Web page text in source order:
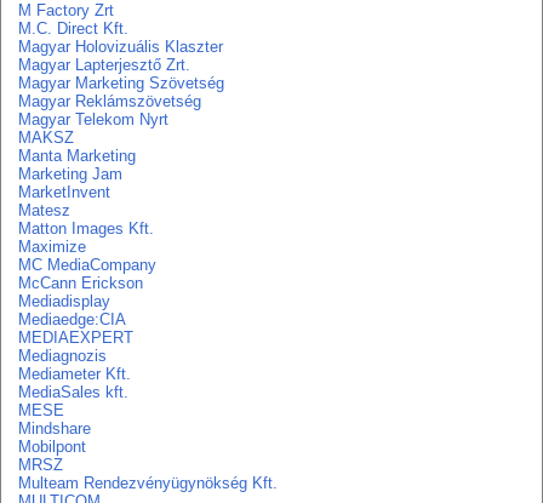
M Factory Zrt
M.C. Direct Kft.
Magyar Holovizuális Klaszter
Magyar Lapterjesztő Zrt.
Magyar Marketing Szövetség
Magyar Reklámszövetség
Magyar Telekom Nyrt
MAKSZ
Manta Marketing
Marketing Jam
MarketInvent
Matesz
Matton Images Kft.
Maximize
MC MediaCompany
McCann Erickson
Mediadisplay
Mediaedge:CIA
MEDIAEXPERT
Mediagnozis
Mediameter Kft.
MediaSales kft.
MESE
Mindshare
Mobilpont
MRSZ
Multeam Rendezvényügynökség Kft.